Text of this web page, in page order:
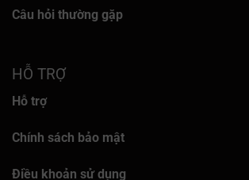
Câu hỏi thường gặp
HỖ TRỢ
Hỗ trợ
Chính sách bảo mật
Điều khoản sử dụng